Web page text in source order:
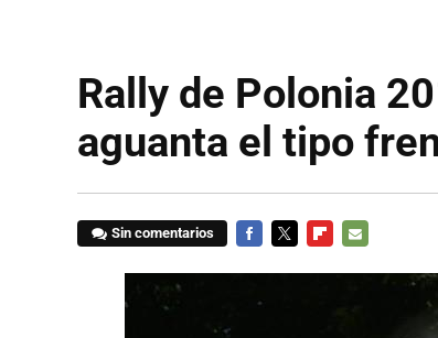
Rally de Polonia
aguanta el tipo
Sin comentarios